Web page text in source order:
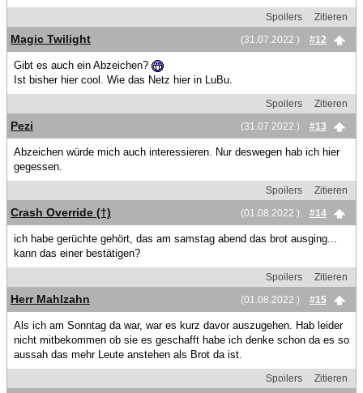
Spoilers
Zitieren
(31.07.2022 )
#12
Magic Twilight
Gibt es auch ein Abzeichen?
Ist bisher hier cool. Wie das Netz hier in LuBu.
Spoilers
Zitieren
(31.07.2022 )
#13
Pezi
Abzeichen würde mich auch interessieren. Nur deswegen hab ich hier
gegessen.
Spoilers
Zitieren
(01.08.2022 )
#14
Crash Override (†)
ich habe gerüchte gehört, das am samstag abend das brot ausging...
kann das einer bestätigen?
Spoilers
Zitieren
(01.08.2022 )
#15
Herr Mahlzahn
Als ich am Sonntag da war, war es kurz davor auszugehen. Hab leider
nicht mitbekommen ob sie es geschafft habe ich denke schon da es so
aussah das mehr Leute anstehen als Brot da ist.
Spoilers
Zitieren